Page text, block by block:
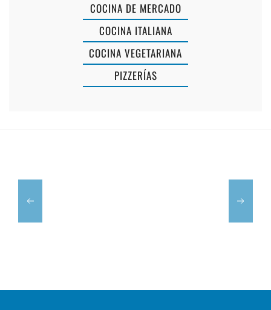
COCINA DE MERCADO
COCINA ITALIANA
COCINA VEGETARIANA
PIZZERÍAS
CAFÈ